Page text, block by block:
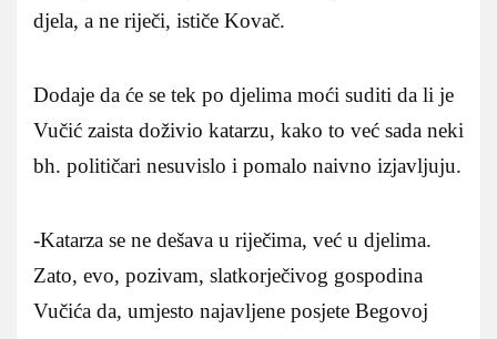
djela, a ne riječi, ističe Kovač.
Dodaje da će se tek po djelima moći suditi da li je
Vučić zaista doživio katarzu, kako to već sada neki
bh. političari nesuvislo i pomalo naivno izjavljuju.
-Katarza se ne dešava u riječima, već u djelima.
Zato, evo, pozivam, slatkorječivog gospodina
Vučića da, umjesto najavljene posjete Begovoj